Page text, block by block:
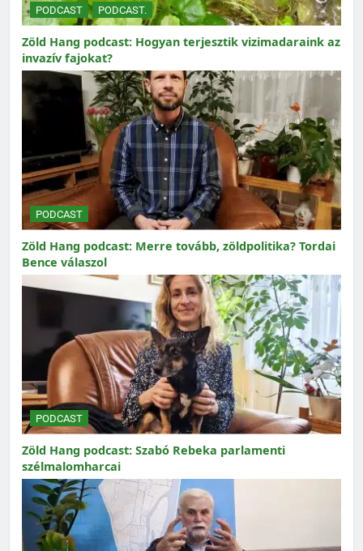
PODCAST PODCAST.
Zöld Hang podcast: Hogyan terjesztik vizimadaraink az
invazív fajokat?
PODCAST
Zöld Hang podcast: Merre tovább, zöldpolitika? Tordai
Bence válaszol
PODCAST
Zöld Hang podcast: Szabó Rebeka parlamenti
szélmalomharcai